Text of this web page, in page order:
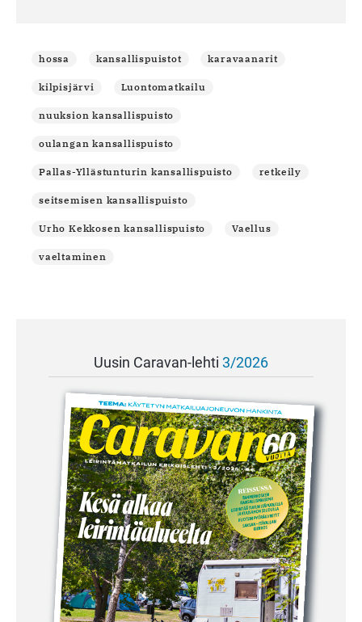
hossa kansallispuistot karavaanarit
kilpisjärvi Luontomatkailu
nuuksion kansallispuisto
oulangan kansallispuisto
Pallas-Yllästunturin kansallispuisto retkeily
seitsemisen kansallispuisto
Urho Kekkosen kansallispuisto Vaellus
vaeltaminen
Uusin Caravan-lehti 3/2026